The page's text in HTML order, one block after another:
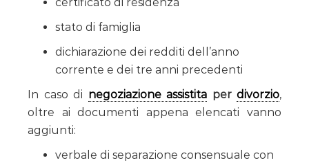
stato di famiglia
dichiarazione dei redditi dell’anno
corrente e dei tre anni precedenti
In caso di negoziazione assistita per divorzio,
oltre ai documenti appena elencati vanno
aggiunti:
verbale di separazione consensuale con